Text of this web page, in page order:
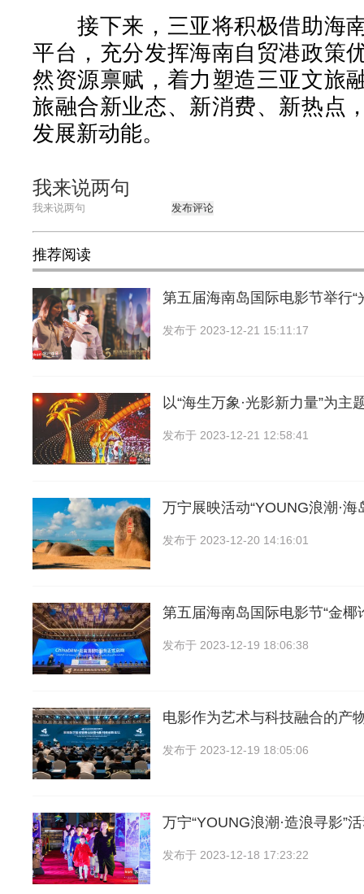
接下来，三亚将积极借助海
平台，充分发挥海南自贸港政策
然资源禀赋，着力塑造三亚文旅
旅融合新业态、新消费、新热点
发展新动能。
我来说两句
发布评论
推荐阅读
第五届海南岛国际电影节举行“
发布于 2023-12-21 15:11:17
以“海生万象·光影新力量”为主
发布于 2023-12-21 12:58:41
万宁展映活动“YOUNG浪潮·海
发布于 2023-12-20 14:16:01
第五届海南岛国际电影节“金椰
发布于 2023-12-19 18:06:38
电影作为艺术与科技融合的产
发布于 2023-12-19 18:05:06
万宁“YOUNG浪潮·造浪寻影”
发布于 2023-12-18 17:23:22